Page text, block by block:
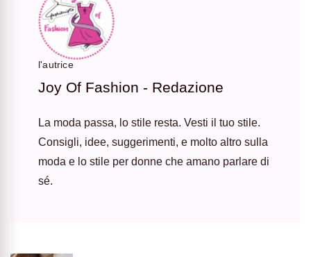
l'autrice
Joy Of Fashion - Redazione
La moda passa, lo stile resta. Vesti il tuo stile.
Consigli, idee, suggerimenti, e molto altro sulla
moda e lo stile per donne che amano parlare di
sé.